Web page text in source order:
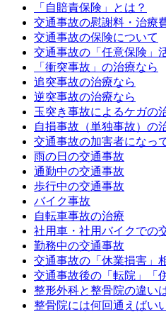
「自賠責保険」とは？
交通事故の慰謝料・治療
交通事故の保険について
交通事故の「任意保険」
「衝突事故」の治療なら
追突事故の治療なら
逆突事故の治療なら
玉突き事故によるケガの
自損事故（単独事故）の
交通事故の加害者になっ
雨の日の交通事故
通勤中の交通事故
歩行中の交通事故
バイク事故
自転車事故の治療
社用車・社用バイクでの
勤務中の交通事故
交通事故の「休業損害」
交通事故後の「転院」「
整形外科と整骨院の違い
整骨院には何回通えばい